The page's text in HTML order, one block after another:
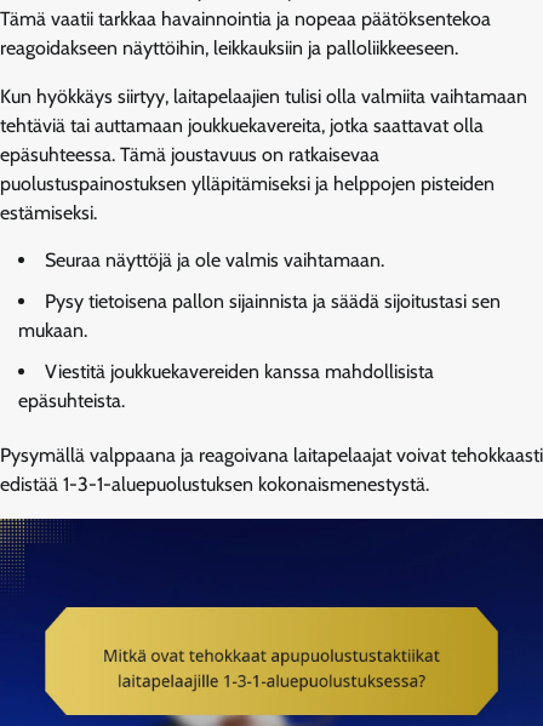
Tämä vaatii tarkkaa havainnointia ja nopeaa päätöksentekoa
reagoidakseen näyttöihin, leikkauksiin ja palloliikkeeseen.
Kun hyökkäys siirtyy, laitapelaajien tulisi olla valmiita vaihtamaan
tehtäviä tai auttamaan joukkuekavereita, jotka saattavat olla
epäsuhteessa. Tämä joustavuus on ratkaisevaa
puolustuspainostuksen ylläpitämiseksi ja helppojen pisteiden
estämiseksi.
Seuraa näyttöjä ja ole valmis vaihtamaan.
Pysy tietoisena pallon sijainnista ja säädä sijoitustasi sen
mukaan.
Viestitä joukkuekavereiden kanssa mahdollisista
epäsuhteista.
Pysymällä valppaana ja reagoivana laitapelaajat voivat tehokkaasti
edistää 1-3-1-aluepuolustuksen kokonaismenestystä.